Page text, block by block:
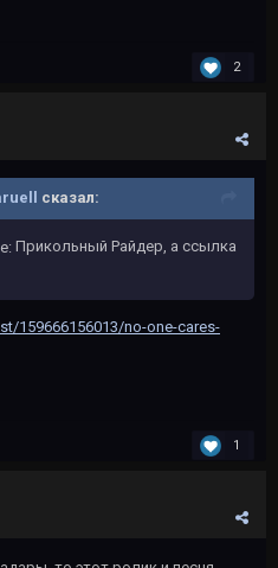
2
сказал:
Прикольный Райдер, а ссылка
159666156013/no-one-cares-
1